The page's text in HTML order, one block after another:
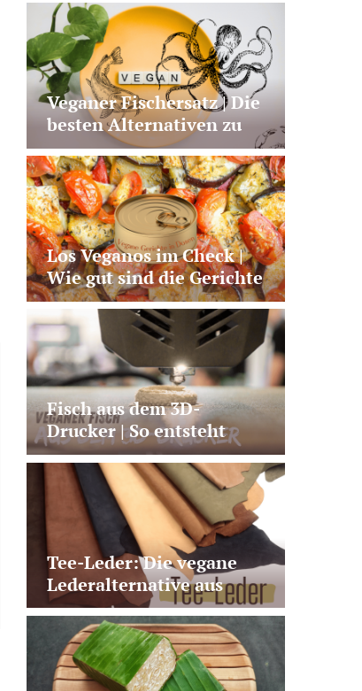
Veganer Fischersatz | Die
besten Alternativen zu
Lachs, Thunfisch und Co.
Los Veganos im Check |
Wie gut sind die Gerichte
aus der Dose?
Fisch aus dem 3D-
Drucker | So entsteht
veganer Lachs aus
Pilzprotein
Tee-Leder: Die vegane
Lederalternative aus
Teeabfällen